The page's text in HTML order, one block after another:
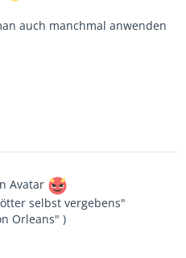
auch manchmal anwenden
Avatar
selbst vergebens"
Orleans" )